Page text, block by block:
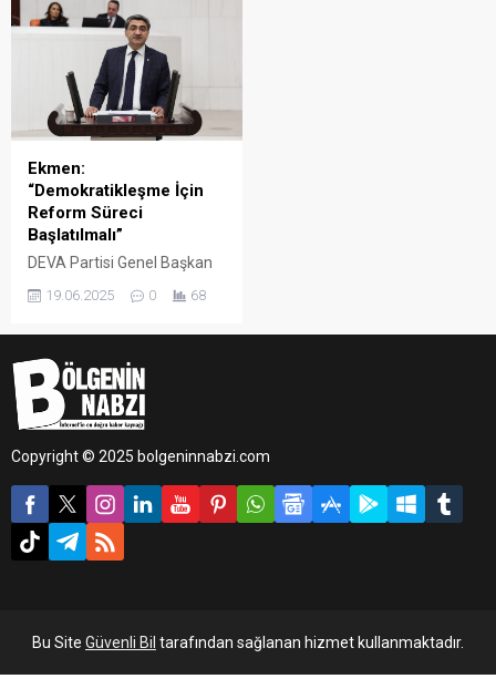
Ekmen:
“Demokratikleşme İçin
Reform Süreci
Başlatılmalı”
DEVA Partisi Genel Başkan
Milletvekili Mehmet Emin
konuşmada, 15 ilin baro
başkanlarının Yeni Yol
Grubu’na gerçekleştirdiği
demokratikleşme taleplerini
gündeme taşıdı.
19.06.2025 0 68
Copyright © 2025 bolgeninnabzi.com
Bu Site Güvenli Bil tarafından sağlanan hizmet kullanmaktadır.